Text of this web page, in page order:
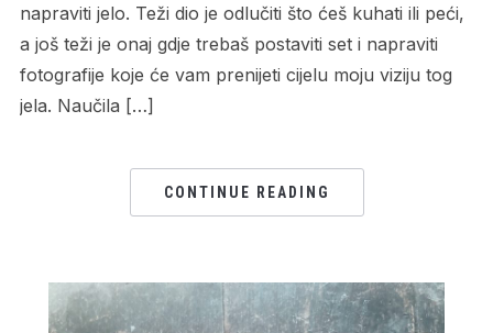
napraviti jelo. Teži dio je odlučiti što ćeš kuhati ili peći,
a još teži je onaj gdje trebaš postaviti set i napraviti
fotografije koje će vam prenijeti cijelu moju viziju tog
jela. Naučila […]
CONTINUE READING